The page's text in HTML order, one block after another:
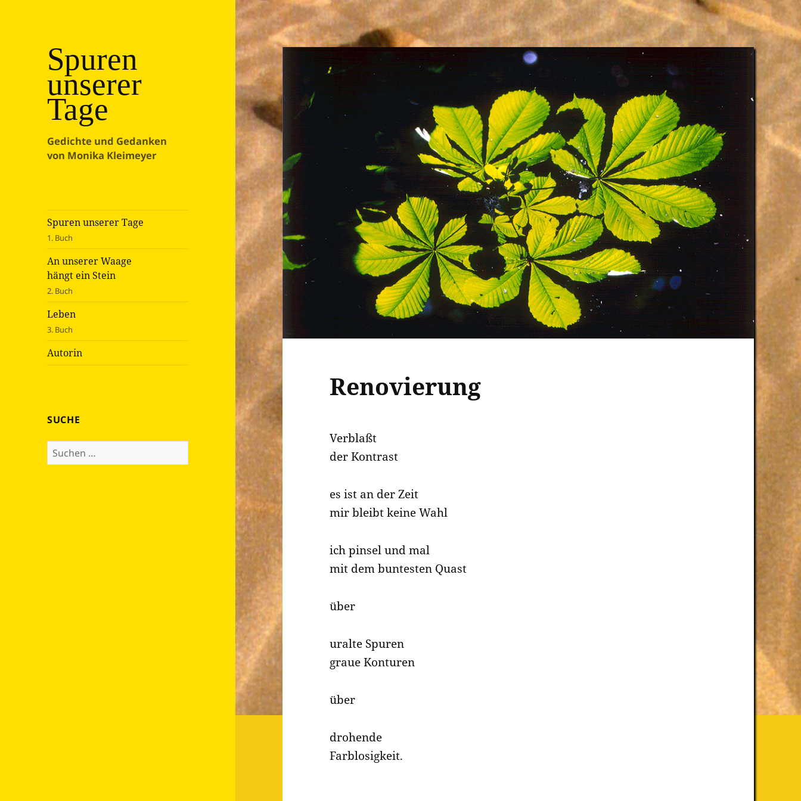
Spuren
unserer
Tage
Gedichte und Gedanken
von Monika Kleimeyer
Spuren unserer Tage
1. Buch
An unserer Waage
hängt ein Stein
2. Buch
Leben
3. Buch
Autorin
SUCHE
Suche
nach:
Renovierung
Verblaßt
der Kontrast
es ist an der Zeit
mir bleibt keine Wahl
ich pinsel und mal
mit dem buntesten Quast
über
uralte Spuren
graue Konturen
über
drohende
Farblosigkeit.